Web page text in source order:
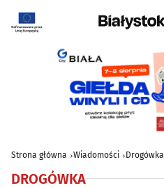
Strona główna Wiadomości Drogówka
DROGÓWKA